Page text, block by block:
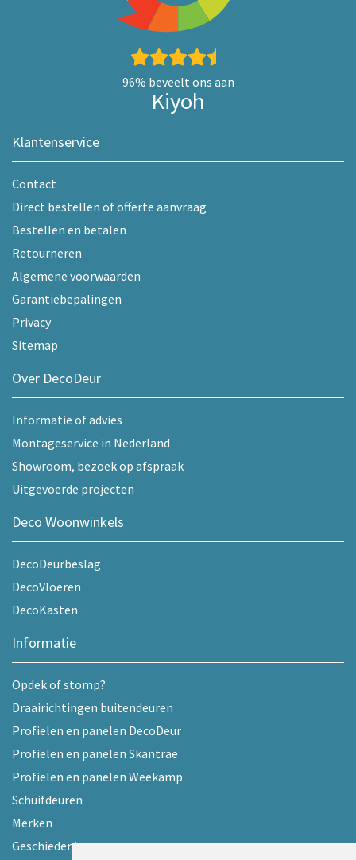
96% beveelt ons aan
Kiyoh
Klantenservice
Contact
Direct bestellen of offerte aanvraag
Bestellen en betalen
Retourneren
Algemene voorwaarden
Garantiebepalingen
Privacy
Sitemap
Over DecoDeur
Informatie of advies
Montageservice in Nederland
Showroom, bezoek op afspraak
Uitgevoerde projecten
Deco Woonwinkels
DecoDeurbeslag
DecoVloeren
DecoKasten
Informatie
Opdek of stomp?
Draairichtingen buitendeuren
Profielen en panelen DecoDeur
Profielen en panelen Skantrae
Profielen en panelen Weekamp
Schuifdeuren
Merken
Geschiedenis